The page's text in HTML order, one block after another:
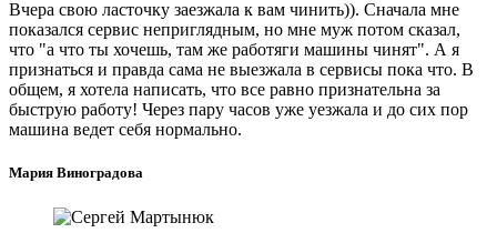
Вчера свою ласточку заезжала к вам чинить)). Сначала мне
показался сервис неприглядным, но мне муж потом сказал,
что "а что ты хочешь, там же работяги машины чинят". А я
признаться и правда сама не выезжала в сервисы пока что. В
общем, я хотела написать, что все равно признательна за
быструю работу! Через пару часов уже уезжала и до сих пор
машина ведет себя нормально.
Мария Виноградова